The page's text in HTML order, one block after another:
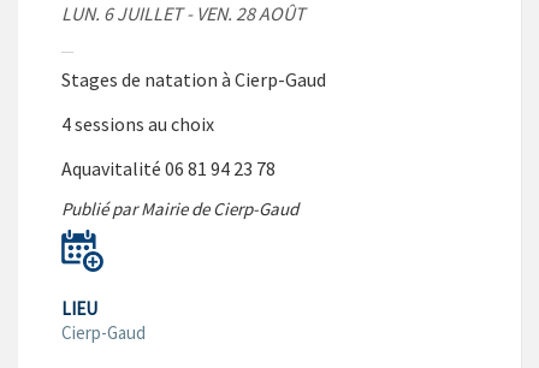
LUN. 6 JUILLET - VEN. 28 AOÛT
Stages de natation à Cierp-Gaud
4 sessions au choix
Aquavitalité 06 81 94 23 78
Publié par Mairie de Cierp-Gaud
LIEU
Cierp-Gaud